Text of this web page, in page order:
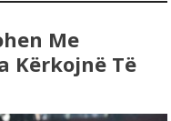
Me
Kërkojnë Të